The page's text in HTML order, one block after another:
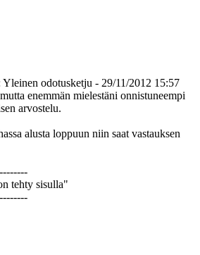
odotusketju - 29/11/2012 15:57
enemmän mielestäni onnistuneempi
arvostelu.
alusta loppuun niin saat vastauksen
tehty sisulla"